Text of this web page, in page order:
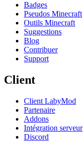
Badges
Pseudos Minecraft
Outils Minecraft
Suggestions
Blog
Contribuer
Support
Client
Client LabyMod
Partenaire
Addons
Intégration serveur
Discord